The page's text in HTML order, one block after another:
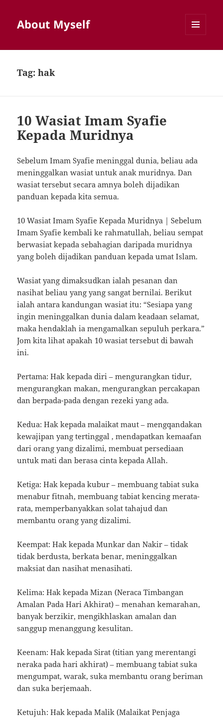
About Myself
Tag:hak
10 Wasiat Imam Syafie
Kepada Muridnya
Sebelum Imam Syafie meninggal dunia, beliau ada
meninggalkan wasiat untuk anak muridnya. Dan
wasiat tersebut secara amnya boleh dijadikan
panduan kepada kita semua.
10 Wasiat Imam Syafie Kepada Muridnya | Sebelum
Imam Syafie kembali ke rahmatullah, beliau sempat
berwasiat kepada sebahagian daripada muridnya
yang boleh dijadikan panduan kepada umat Islam.
Wasiat yang dimaksudkan ialah pesanan dan
nasihat beliau yang yang sangat bernilai. Berikut
ialah antara kandungan wasiat itu: “Sesiapa yang
ingin meninggalkan dunia dalam keadaan selamat,
maka hendaklah ia mengamalkan sepuluh perkara.”
Jom kita lihat apakah 10 wasiat tersebut di bawah
ini.
Pertama: Hak kepada diri – mengurangkan tidur,
mengurangkan makan, mengurangkan percakapan
dan berpada-pada dengan rezeki yang ada.
Kedua: Hak kepada malaikat maut – mengqandakan
kewajipan yang tertinggal , mendapatkan kemaafan
dari orang yang dizalimi, membuat persediaan
untuk mati dan berasa cinta kepada Allah.
Ketiga: Hak kepada kubur – membuang tabiat suka
menabur fitnah, membuang tabiat kencing merata-
rata, memperbanyakkan solat tahajud dan
membantu orang yang dizalimi.
Keempat: Hak kepada Munkar dan Nakir – tidak
tidak berdusta, berkata benar, meninggalkan
maksiat dan nasihat menasihati.
Kelima: Hak kepada Mizan (Neraca Timbangan
Amalan Pada Hari Akhirat) – menahan kemarahan,
banyak berzikir, mengikhlaskan amalan dan
sanggup menanggung kesulitan.
Keenam: Hak kepada Sirat (titian yang merentangi
neraka pada hari akhirat) – membuang tabiat suka
mengumpat, warak, suka membantu orang beriman
dan suka berjemaah.
Ketujuh: Hak kepada Malik (Malaikat Penjaga